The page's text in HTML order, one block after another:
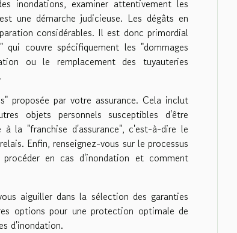
inondations, examiner attentivement les
une démarche judicieuse. Les dégâts en
considérables. Il est donc primordial
couvre spécifiquement les "dommages
ou le remplacement des tuyauteries
proposée par votre assurance. Cela inclut
objets personnels susceptibles d'être
la "franchise d'assurance", c'est-à-dire le
Enfin, renseignez-vous sur le processus
en cas d'inondation et comment
aiguiller dans la sélection des garanties
options pour une protection optimale de
d'inondation.